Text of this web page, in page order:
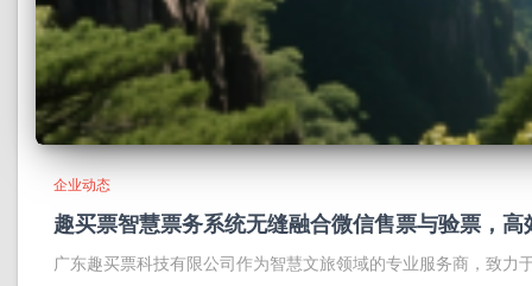
企业动态
趣买票智慧票务系统无缝融合微信售票与验票，
广东趣买票科技有限公司作为智慧文旅领域的专业服务商，致力